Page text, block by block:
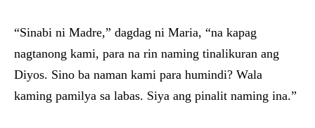
“Sinabi ni Madre,” dagdag ni Maria, “na kapag
nagtanong kami, para na rin naming tinalikuran ang
Diyos. Sino ba naman kami para humindi? Wala
kaming pamilya sa labas. Siya ang pinalit naming ina.”